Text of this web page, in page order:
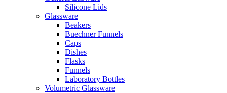
Silicone Lids
Glassware
Beakers
Buechner Funnels
Caps
Dishes
Flasks
Funnels
Laboratory Bottles
Volumetric Glassware